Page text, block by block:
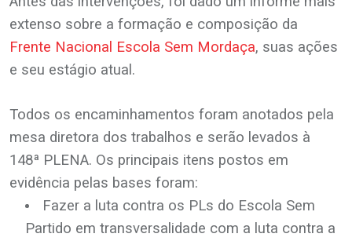
extenso sobre a formação e composição da
Frente Nacional Escola Sem Mordaça, suas ações
e seu estágio atual.
Todos os encaminhamentos foram anotados pela
mesa diretora dos trabalhos e serão levados à
148ª PLENA. Os principais itens postos em
evidência pelas bases foram:
Fazer a luta contra os PLs do Escola Sem
Partido em transversalidade com a luta contra a